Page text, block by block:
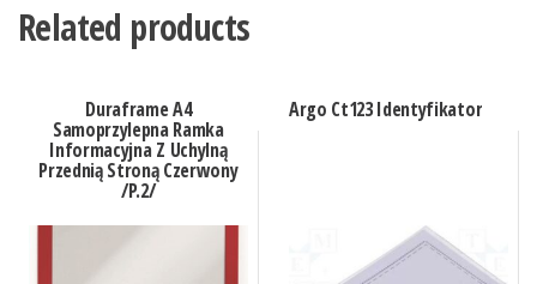
Related products
Duraframe A4
Samoprzylepna Ramka
Informacyjna Z Uchylną
Przednią Stroną Czerwony
/P.2/
Argo Ct123 Identyfikator